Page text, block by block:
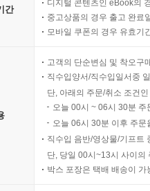
간
디지털 콘텐츠인 eBook의
중고상품의 경우 출고 완료
모바일 쿠폰의 경우 유효기
고객의 단순변심 및 착오구
직수입양서/직수입일서중
단, 아래의 주문/취소 조건
오늘 00시 ~ 06시 30분
오늘 06시 30분 이후 주
직수입 음반/영상물/기프트
단, 당일 00시~13시 사이의
박스 포장은 택배 배송이